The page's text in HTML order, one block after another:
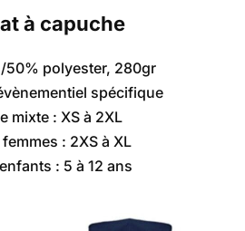
à capuche
50% polyester, 280gr
spécifique
mixte : XS à 2XL
: 2XS à XL
: 5 à 12 ans